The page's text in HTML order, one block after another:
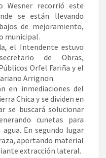
Wesner recorrió este
se están llevando
de mejoramiento,
municipal.
el Intendente estuvo
de Obras,
Orfel Fariña y el
Arrignon.
en inmediaciones del
Chica y se dividen en
se buscará solucionar
cunetas para
En segundo lugar
aportando material
extracción lateral.